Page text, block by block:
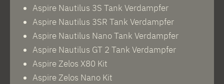
Aspire Nautilus 3S Tank Verdampfer
Aspire Nautilus 3SR Tank Verdampfer
Aspire Nautilus Nano Tank Verdampfer
Aspire Nautilus GT 2 Tank Verdampfer
Aspire Zelos X80 Kit
Aspire Zelos Nano Kit